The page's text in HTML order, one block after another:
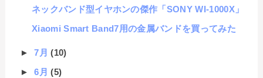
ネックバンド型イヤホンの傑作「SONY WI-1000X」
Xiaomi Smart Band7用の金属バンドを買ってみた
►7月(10)
►6月(5)